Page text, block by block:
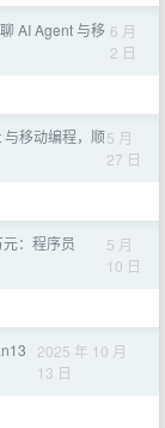
AI Agent 与移 6 月
2 日
与移动编程，顺5 月
27 日
：程序员
5 月
10 日
2025 年 10 月
13 日